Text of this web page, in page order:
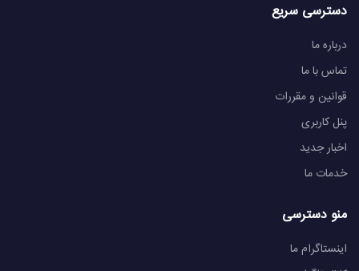
دسترسی سریع
درباره ما
تماس با ما
قوانین و مقررات
پنل کاربری
اخبار جدید
خدمات ما
منو دسترسی
اینستاگرام ما